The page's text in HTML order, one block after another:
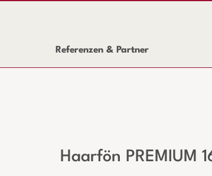
Referenzen & Partner
Haarfön PREMIUM